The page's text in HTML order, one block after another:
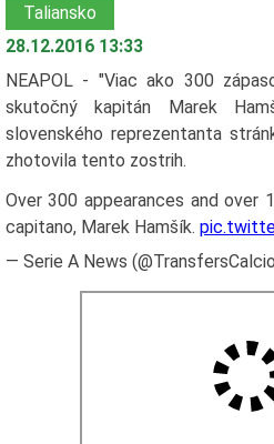
Taliansko
28.12.2016 13:33
NEAPOL - "Viac ako 300
skutočný kapitán Marek
slovenského reprezentanta
zhotovila tento zostrih.
Over 300 appearances and over
capitano, Marek Hamšík.
— Serie A News